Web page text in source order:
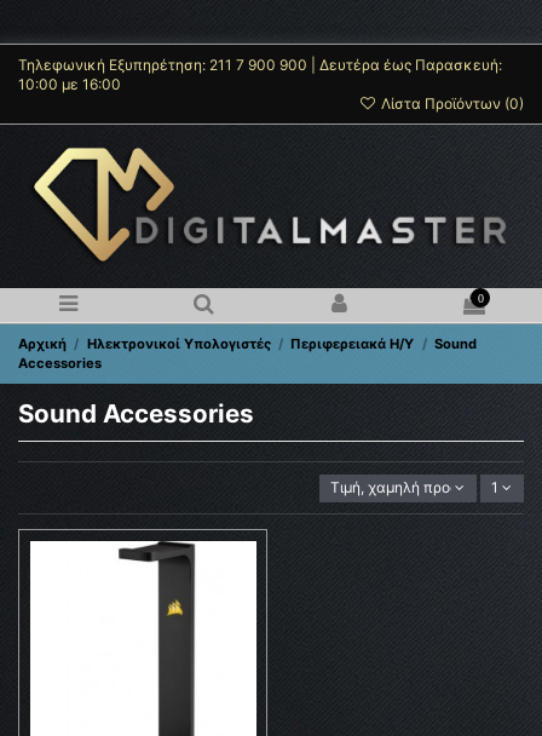
Τηλεφωνική Εξυπηρέτηση: 211 7 900 900 | Δευτέρα έως Παρασκευή:
10:00 με 16:00
Λίστα Προϊόντων (0)
0
Αρχική Ηλεκτρονικοί Υπολογιστές Περιφερειακά H/Y
Sound
Accessories
Sound Accessories
Τιμή, χαμηλή προς υψηλή
1